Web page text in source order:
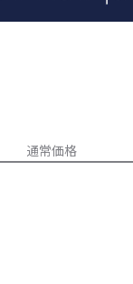
事
ランキング
通常価格